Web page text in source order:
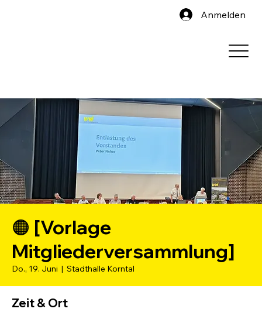
Anmelden
🟠 [Vorlage
Mitgliederversammlung]
Do., 19. Juni
  |
Stadthalle Korntal
Zeit & Ort